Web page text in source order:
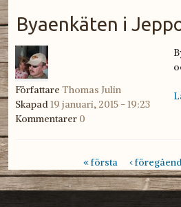
Byaenkäten i
Författare Thomas Julin
Skapad19 januari, 2015 - 19:23
Kommentarer 0
Sidor
« första ‹